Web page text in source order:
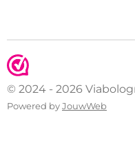
© 2024 - 2026
Powered byJouwWeb